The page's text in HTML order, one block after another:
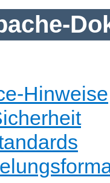
Hinweise